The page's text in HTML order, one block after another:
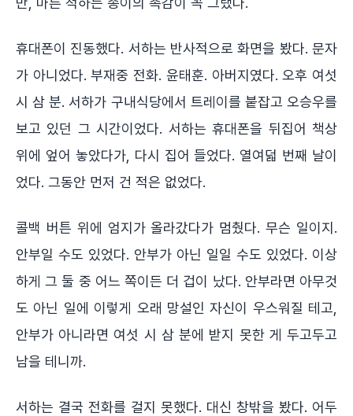
휴대폰이 진동했다. 서하는 반사적으로 화면을 봤다. 문자
가 아니었다. 부재중 전화. 윤태훈. 아버지였다. 오후 여섯
시 삼 분. 서하가 구내식당에서 트레이를 붙잡고 오승우를
보고 있던 그 시간이었다. 서하는 휴대폰을 뒤집어 책상
위에 엎어 놓았다가, 다시 집어 들었다. 열여덟 번째 날이
었다. 그동안 먼저 건 적은 없었다.
콜백 버튼 위에 엄지가 올라갔다가 멈췄다. 무슨 일이지.
안부일 수도 있었다. 안부가 아닌 일일 수도 있었다. 이상
하게 그 둘 중 어느 쪽이든 더 겁이 났다. 안부라면 아무것
도 아닌 일에 이렇게 오래 망설인 자신이 우스워질 테고,
안부가 아니라면 여섯 시 삼 분에 받지 못한 게 두고두고
남을 테니까.
서하는 결국 전화를 걸지 못했다. 대신 창밖을 봤다. 어두